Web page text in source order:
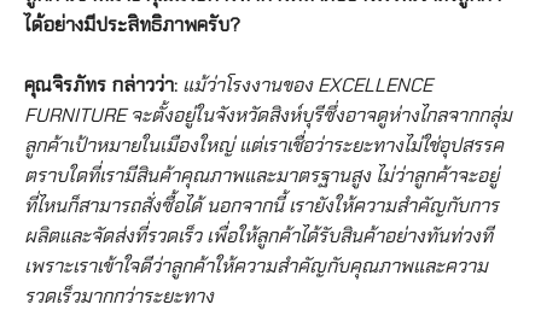
ได้อย่างมีประสิทธิภาพครับ?
คุณจิรภัทร กล่าวว่า: แม้ว่าโรงงานของ EXCELLENCE
FURNITURE จะตั้งอยู่ในจังหวัดสิงห์บุรีซึ่งอาจดูห่างไกลจากกลุ่ม
ลูกค้าเป้าหมายในเมืองใหญ่ แต่เราเชื่อว่าระยะทางไม่ใช่อุปสรรค
ตราบใดที่เรามีสินค้าคุณภาพและมาตรฐานสูง ไม่ว่าลูกค้าจะอยู่
ที่ไหนก็สามารถสั่งซื้อได้ นอกจากนี้ เรายังให้ความสำคัญกับการ
ผลิตและจัดส่งที่รวดเร็ว เพื่อให้ลูกค้าได้รับสินค้าอย่างทันท่วงที
เพราะเราเข้าใจดีว่าลูกค้าให้ความสำคัญกับคุณภาพและความ
รวดเร็วมากกว่าระยะทาง